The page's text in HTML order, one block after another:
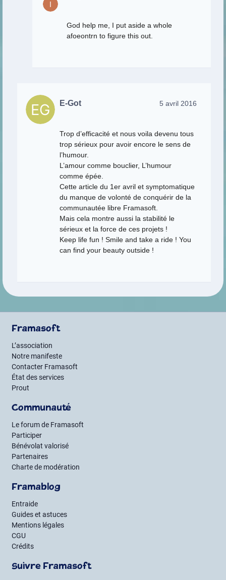
God help me, I put aside a whole
afoeontrn to figure this out.
E-Got 5 avril 2016
Trop d’efficacité et nous voila devenu tous
trop sérieux pour avoir encore le sens de
l’humour.
L’amour comme bouclier, L’humour
comme épée.
Cette article du 1er avril et symptomatique
du manque de volonté de conquérir de la
communautée libre Framasoft.
Mais cela montre aussi la stabilité le
sérieux et la force de ces projets !
Keep life fun ! Smile and take a ride ! You
can find your beauty outside !
Framasoft
L’association
Notre manifeste
Contacter Framasoft
État des services
Prout
Communauté
Le forum de Framasoft
Participer
Bénévolat valorisé
Partenaires
Charte de modération
Framablog
Entraide
Guides et astuces
Mentions légales
CGU
Crédits
Suivre Framasoft